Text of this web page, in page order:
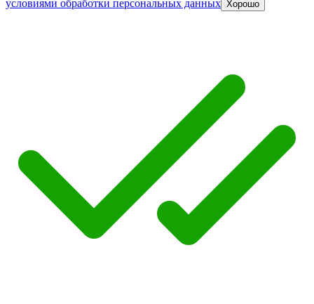
условиями обработки персональных данных Хорошо